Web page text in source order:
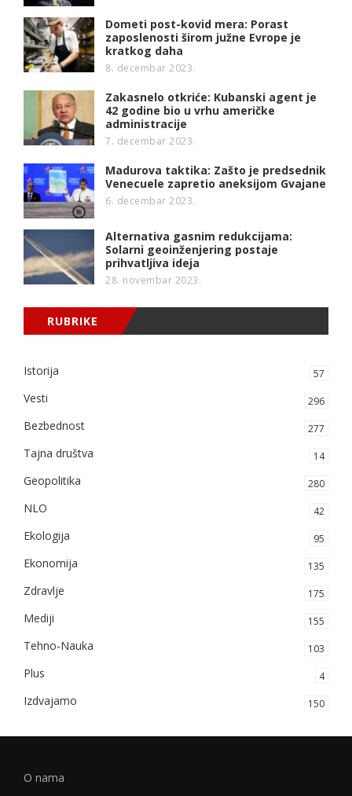
Dometi post-kovid mera: Porast
zaposlenosti širom južne Evrope je
kratkog daha
8. decembar 2023.
Zakasnelo otkriće: Kubanski agent je
42 godine bio u vrhu američke
administracije
7. decembar 2023.
Madurova taktika: Zašto je predsednik
Venecuele zapretio aneksijom Gvajane
6. decembar 2023.
Alternativa gasnim redukcijama:
Solarni geoinženjering postaje
prihvatljiva ideja
28. novembar 2023.
RUBRIKE
Istorija 57
Vesti 296
Bezbednost 277
Tajna društva 14
Geopolitika 280
NLO 42
Ekologija 95
Ekonomija 135
Zdravlje 175
Mediji 155
Tehno-Nauka 103
Plus 4
Izdvajamo 150
O nama